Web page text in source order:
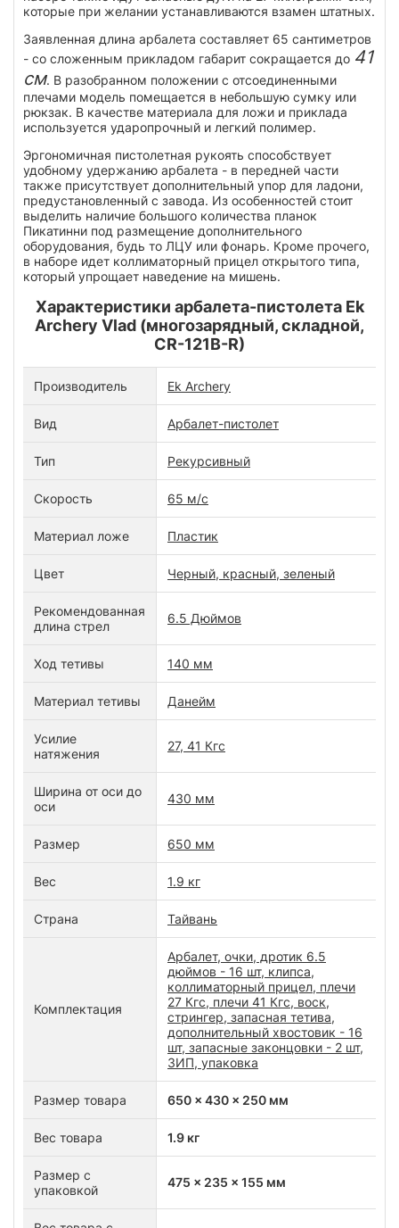
которые при желании устанавливаются взамен штатных.
Заявленная длина арбалета составляет 65 сантиметров
- со сложенным прикладом габарит сокращается до 41
см. В разобранном положении с отсоединенными
плечами модель помещается в небольшую сумку или
рюкзак. В качестве материала для ложи и приклада
используется ударопрочный и легкий полимер.
Эргономичная пистолетная рукоять способствует
удобному удержанию арбалета - в передней части
также присутствует дополнительный упор для ладони,
предустановленный с завода. Из особенностей стоит
выделить наличие большого количества планок
Пикатинни под размещение дополнительного
оборудования, будь то ЛЦУ или фонарь. Кроме прочего,
в наборе идет коллиматорный прицел открытого типа,
который упрощает наведение на мишень.
Характеристики арбалета-пистолета Ek
Archery Vlad (многозарядный, складной,
CR-121B-R)
Производитель Ek Archery
Вид Арбалет-пистолет
Тип Рекурсивный
Скорость 65 м/с
Материал ложе Пластик
Цвет Черный, красный, зеленый
Рекомендованная
длина стрел
6.5 Дюймов
Ход тетивы 140 мм
Материал тетивы Данейм
Усилие
натяжения
27, 41 Кгс
Ширина от оси до
оси
430 мм
Размер 650 мм
Вес 1.9 кг
Страна Тайвань
Комплектация
Арбалет, очки, дротик 6.5
дюймов - 16 шт, клипса,
коллиматорный прицел, плечи
27 Кгс, плечи 41 Кгс, воск,
стрингер, запасная тетива,
дополнительный хвостовик - 16
шт, запасные законцовки - 2 шт,
ЗИП, упаковка
Размер товара 650 x 430 x 250 мм
Вес товара 1.9 кг
Размер с
упаковкой
475 x 235 x 155 мм